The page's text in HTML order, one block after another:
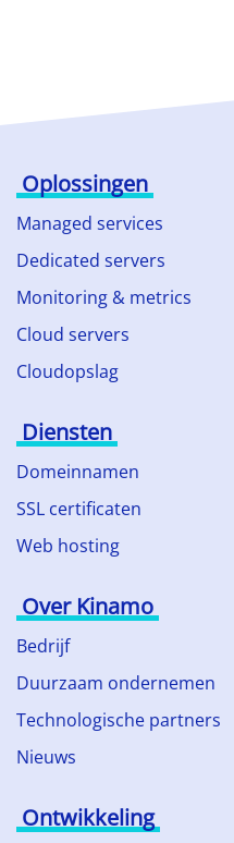
Oplossingen
Managed services
Dedicated servers
Monitoring & metrics
Cloud servers
Cloudopslag
Diensten
Domeinnamen
SSL certificaten
Web hosting
Over Kinamo
Bedrijf
Duurzaam ondernemen
Technologische partners
Nieuws
Ontwikkeling